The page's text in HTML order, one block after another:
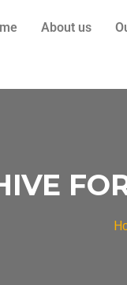
About us